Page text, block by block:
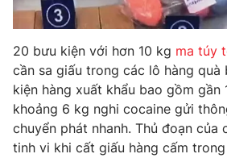
Thị trường
Tư vấn
Lịch phát sóng
Chuyên mục khác
Emagazine
Photo
20 bưu kiện với hơn 10 kg ma túy
cần sa giấu trong các lô hàng quà
kiện hàng xuất khẩu bao gồm gần
khoảng 6 kg nghi cocaine gửi
chuyển phát nhanh. Thủ đoạn
tinh vi khi cất giấu hàng cấm